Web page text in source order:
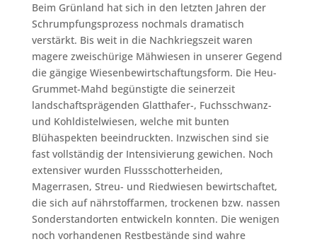
Beim Grünland hat sich in den letzten Jahren der
Schrumpfungsprozess nochmals dramatisch
verstärkt. Bis weit in die Nachkriegszeit waren
magere zweischürige Mähwiesen in unserer Gegend
die gängige Wiesenbewirtschaftungsform. Die Heu-
Grummet-Mahd begünstigte die seinerzeit
landschaftsprägenden Glatthafer-, Fuchsschwanz-
und Kohldistelwiesen, welche mit bunten
Blühaspekten beeindruckten. Inzwischen sind sie
fast vollständig der Intensivierung gewichen. Noch
extensiver wurden Flussschotterheiden,
Magerrasen, Streu- und Riedwiesen bewirtschaftet,
die sich auf nährstoffarmen, trockenen bzw. nassen
Sonderstandorten entwickeln konnten. Die wenigen
noch vorhandenen Restbestände sind wahre